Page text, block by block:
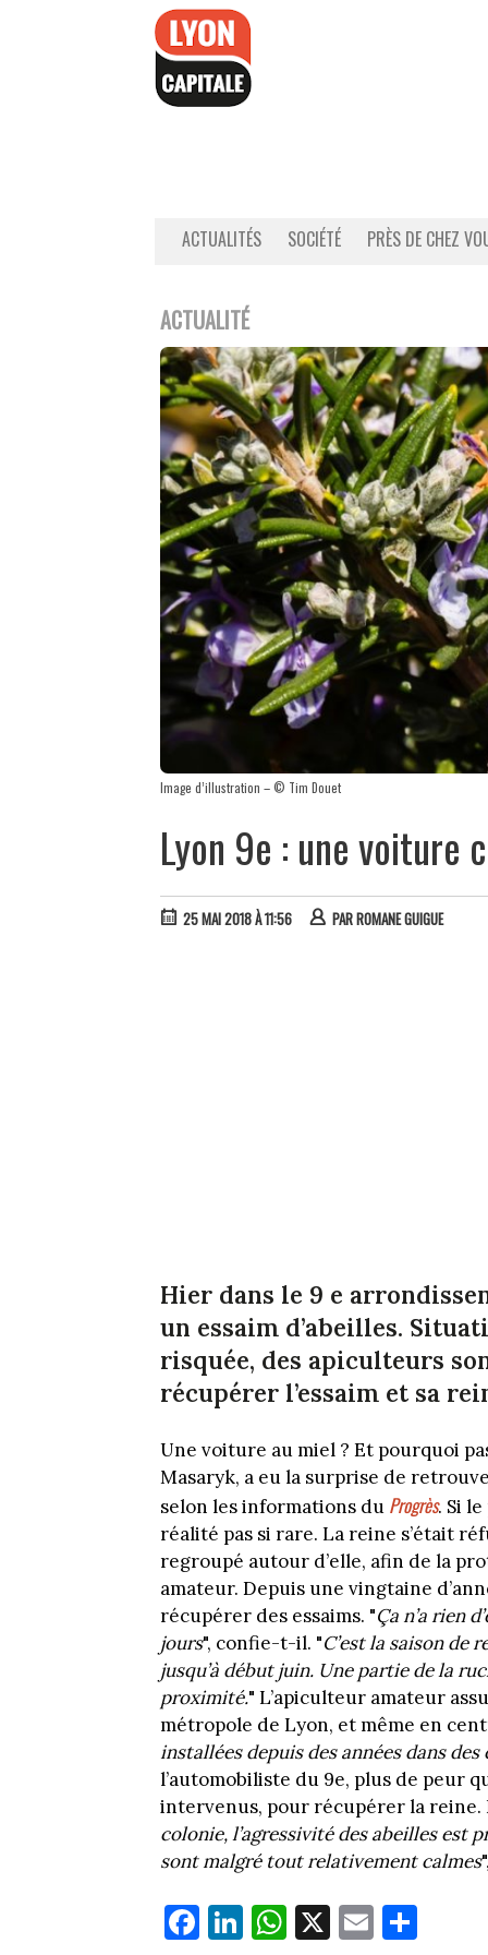
ACTUALITÉS SOCIÉTÉ PRÈS DE CHEZ
ACTUALITÉ
Image d’illustration – © Tim Douet
Lyon 9e : une voiture
25 MAI 2018 À 11:56 PARROMANE GUIGUE
Hier dans le 9 e
un essaim d’abeilles.
risquée, des apiculteurs
récupérer l’essaim et sa
Une voiture au miel ? Et pourquoi
Masaryk, a eu la surprise de
selon les informations du Progrès. Si
réalité pas si rare. La reine s’était
regroupé autour d’elle, afin de la
amateur. Depuis une vingtaine
récupérer des essaims. "Ça n’a rien
jours", confie-t-il. "C’est la saison
jusqu’à début juin. Une partie de la
proximité." L’apiculteur amateur
métropole de Lyon, et même en
installées depuis des années dans
l’automobiliste du 9e, plus de peur
intervenus, pour récupérer la reine.
colonie, l’agressivité des abeilles est
sont malgré tout relativement calmes
Fa Li W X E